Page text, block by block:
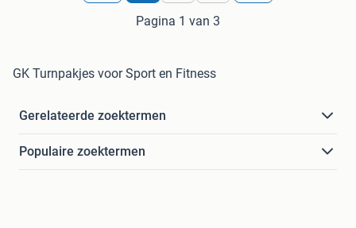
Pagina 1 van 3
GK Turnpakjes voor Sport en Fitness
Gerelateerde zoektermen
Populaire zoektermen